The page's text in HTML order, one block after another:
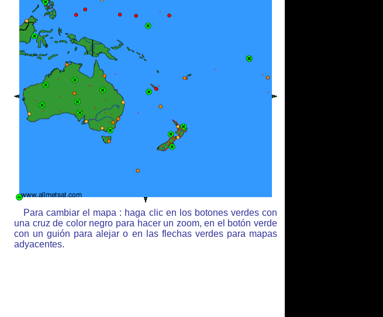
Para cambiar el mapa : haga clic en los botones verdes con
una cruz de color negro para hacer un zoom, en el botón verde
con un guión para alejar o en las flechas verdes para mapas
adyacentes.